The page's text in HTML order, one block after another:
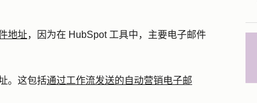
地址，因为在 HubSpot 工具中，主要电子邮件
。这包括通过工作流发送的自动营销电子邮